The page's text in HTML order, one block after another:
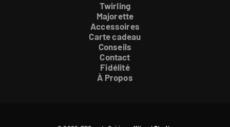
Twirling
Majorette
Accessoires
Carte cadeau
Conseils
Contact
Fidélité
À Propos